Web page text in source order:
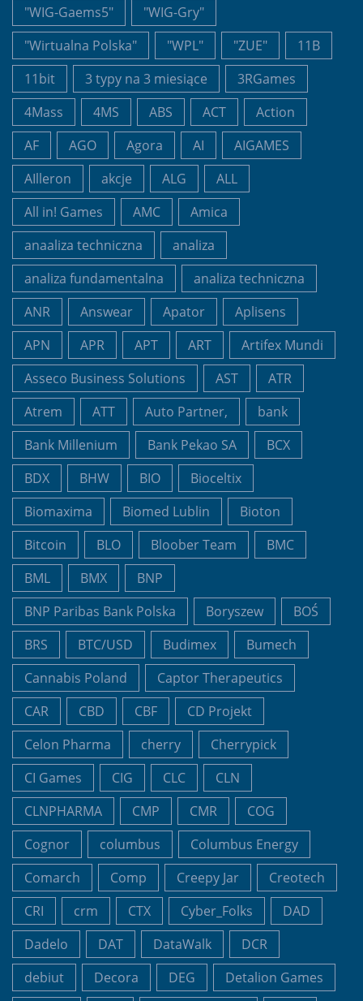
"WIG-Gaems5"
"WIG-Gry"
"Wirtualna Polska"
"WPL" "ZUE"
11B
11bit
3 typy na 3 miesiące
3RGames
4Mass
4MS ABS ACT
Action
AF
AGO Agora AI
AIGAMES
AIlleron
akcje ALG
ALL
All in! Games
AMC
Amica
anaaliza techniczna
analiza
analiza fundamentalna
analiza techniczna
ANR
Answear Apator
Aplisens
APN
APR APT ART
Artifex Mundi
Asseco Business Solutions
AST
ATR
Atrem
ATT Auto Partner,
bank
Bank Millenium
Bank Pekao SA
BCX
BDX
BHW BIO
Bioceltix
Biomaxima
Biomed Lublin
Bioton
Bitcoin
BLO Bloober Team
BMC
BML
BMX
BNP
BNP Paribas Bank Polska
Boryszew
BOŚ
BRS
BTC/USD Budimex
Bumech
Cannabis Poland
Captor Therapeutics
CAR
CBD CBF
CD Projekt
Celon Pharma
cherry
Cherrypick
CI Games
CIG CLC
CLN
CLNPHARMA
CMP CMR
COG
Cognor
columbus
Columbus Energy
Comarch
Comp Creepy Jar
Creotech
CRI
crm CTX Cyber_Folks
DAD
Dadelo
DAT DataWalk
DCR
debiut
Decora DEG
Detalion Games